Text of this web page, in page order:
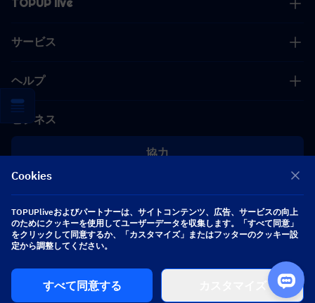
TOPUP live
サービス
ヘルプ
ビジネス
協力
[email protected]
フォローする
Copyright 2026 SEA WHALE TECHNOLOGY PTE.LTD. All Rights Reserved.
Cookies
TOPUPliveおよびパートナーは、サイトコンテンツ、広告、サービスの向上
のためにクッキーを使用してユーザーデータを収集します。「すべて同意」
をクリックして同意するか、「カスタマイズ」またはフッターのクッキー設
定から調整してください。
すべて同意する